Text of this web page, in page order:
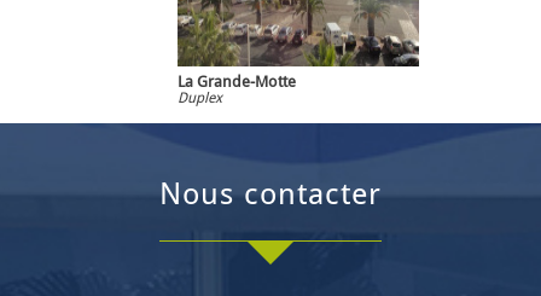
La Grande-Motte
Duplex
nous contacter